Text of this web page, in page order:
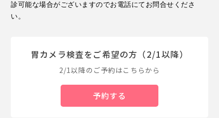
診可能な場合がございますのでお電話にてお問合せくださ
い。
胃カメラ検査をご希望の方（2/1以降）
2/1以降のご予約はこちらから
予約する